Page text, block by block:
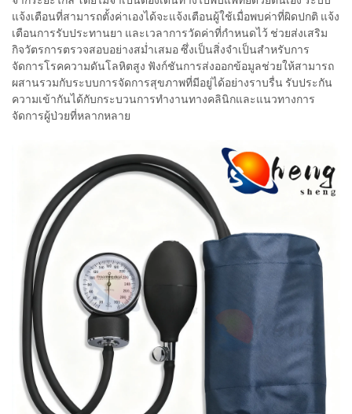
แจ้งเตือนที่สามารถตั้งค่าเองได้จะแจ้งเตือนผู้ใช้เมื่อพบค่าที่ผิดปกติ แจ้ง
เตือนการรับประทานยา และเวลาการวัดค่าที่กำหนดไว้ ช่วยส่งเสริม
กิจวัตรการตรวจสอบอย่างสม่ำเสมอ ซึ่งเป็นสิ่งจำเป็นสำหรับการ
จัดการโรคความดันโลหิตสูง ฟังก์ชันการส่งออกข้อมูลช่วยให้สามารถ
ผสานรวมกับระบบการจัดการสุขภาพที่มีอยู่ได้อย่างราบรื่น รับประกัน
ความเข้ากันได้กับกระบวนการทำงานทางคลินิกและแนวทางการ
จัดการผู้ป่วยที่หลากหลาย